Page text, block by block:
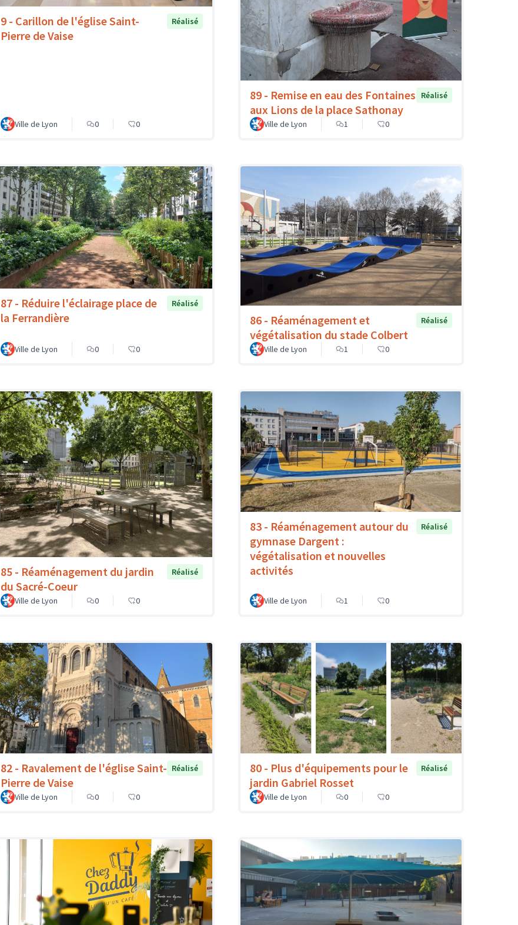
9 - Carillon de l'église Saint-
Pierre de Vaise
Réalisé
Ville de Lyon 0 0
89 - Remise en eau des Fontaines
aux Lions de la place Sathonay
Réalisé
Ville de Lyon 1 0
87 - Réduire l'éclairage place de
la Ferrandière
Réalisé
Ville de Lyon 0 0
86 - Réaménagement et
végétalisation du stade Colbert
Réalisé
Ville de Lyon 1 0
85 - Réaménagement du jardin
du Sacré-Coeur
Réalisé
Ville de Lyon 0 0
83 - Réaménagement autour du
gymnase Dargent :
végétalisation et nouvelles
activités
Réalisé
Ville de Lyon 1 0
82 - Ravalement de l'église Saint-
Pierre de Vaise
Réalisé
Ville de Lyon 0 0
80 - Plus d'équipements pour le
jardin Gabriel Rosset
Réalisé
Ville de Lyon 0 0